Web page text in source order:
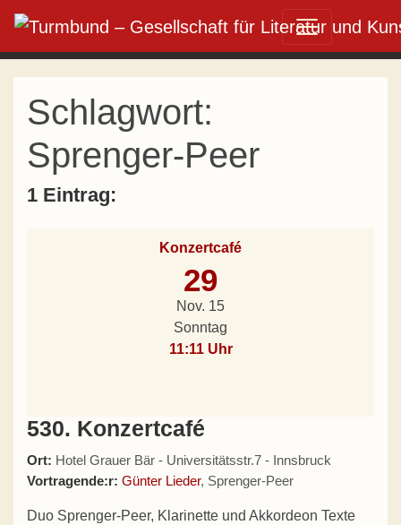
Hauptnavigation
Schlagwort:
Sprenger-Peer
1 Eintrag:
Konzertcafé
29
Nov. 15
Sonntag
11:11 Uhr
530. Konzertcafé
Ort: Hotel Grauer Bär - Universitätsstr.7 - Innsbruck
Vortragende:r: Günter Lieder, Sprenger-Peer
Duo Sprenger-Peer, Klarinette und Akkordeon Texte